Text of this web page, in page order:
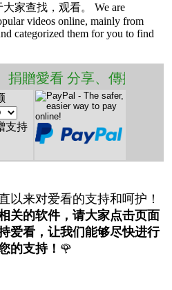
家查找，观看。 We are
videos online, mainly from
categorized them for you to find
、捐贈愛看 分享、傳播
支持
以来对爱看的支持和呵护！
关的软件，请大家点击页面
爱看，让我们能够尽快进行
的支持！ 🌹